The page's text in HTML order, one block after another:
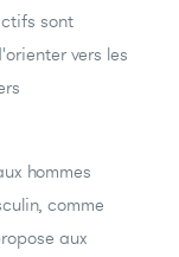
sont
vers les
hommes
comme
aux